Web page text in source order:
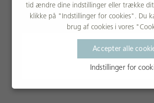
Størrelse:XS, S, M, L, XL, XXL
tid ændre dine indstillinger eller trække dit
klikke på "Indstillinger for cookies". Du
brug af cookies i vores
Accepter alle
Indstillinger for